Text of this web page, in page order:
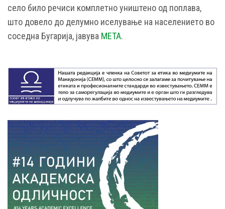
село било речиси комплетно уништено од поплава,
што довело до делумно иселување на населението во
соседна Бугарија, јавува МЕТА.